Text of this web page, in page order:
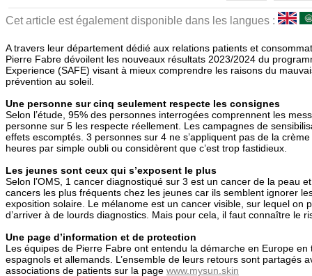
Cet article est également disponible dans les langues :
A travers leur département dédié aux relations patients et
Pierre Fabre dévoilent les nouveaux résultats 2023/2024 du
Experience (SAFE) visant à mieux comprendre les raisons du
prévention au soleil.
Une personne sur cinq seulement respecte les consignes
Selon l’étude, 95% des personnes interrogées comprennent les
personne sur 5 les respecte réellement. Les campagnes de
effets escomptés. 3 personnes sur 4 ne s’appliquent pas de la
heures par simple oubli ou considèrent que c’est trop fastidieux.
Les jeunes sont ceux qui s’exposent le plus
Selon l’OMS, 1 cancer diagnostiqué sur 3 est un cancer de la peau
cancers les plus fréquents chez les jeunes car ils semblent ignorer
exposition solaire. Le mélanome est un cancer visible, sur lequel on
d’arriver à de lourds diagnostics. Mais pour cela, il faut connaître le
Une page d’information et de protection
Les équipes de Pierre Fabre ont entendu la démarche en Europe
espagnols et allemands. L’ensemble de leurs retours sont partagés
associations de patients sur la page www.mysun.skin